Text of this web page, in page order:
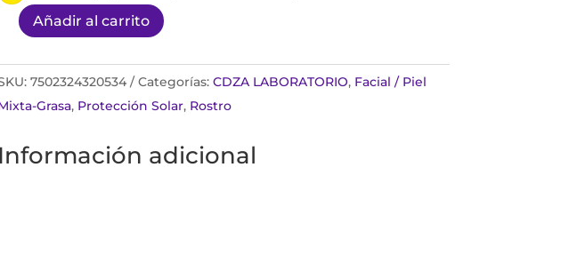
Cederm
cantidad
Añadir al carrito
7502324320534 Categorías: CDZA LABORATORIO, Facial / Piel
Grasa, Protección Solar, Rostro
Información adicional